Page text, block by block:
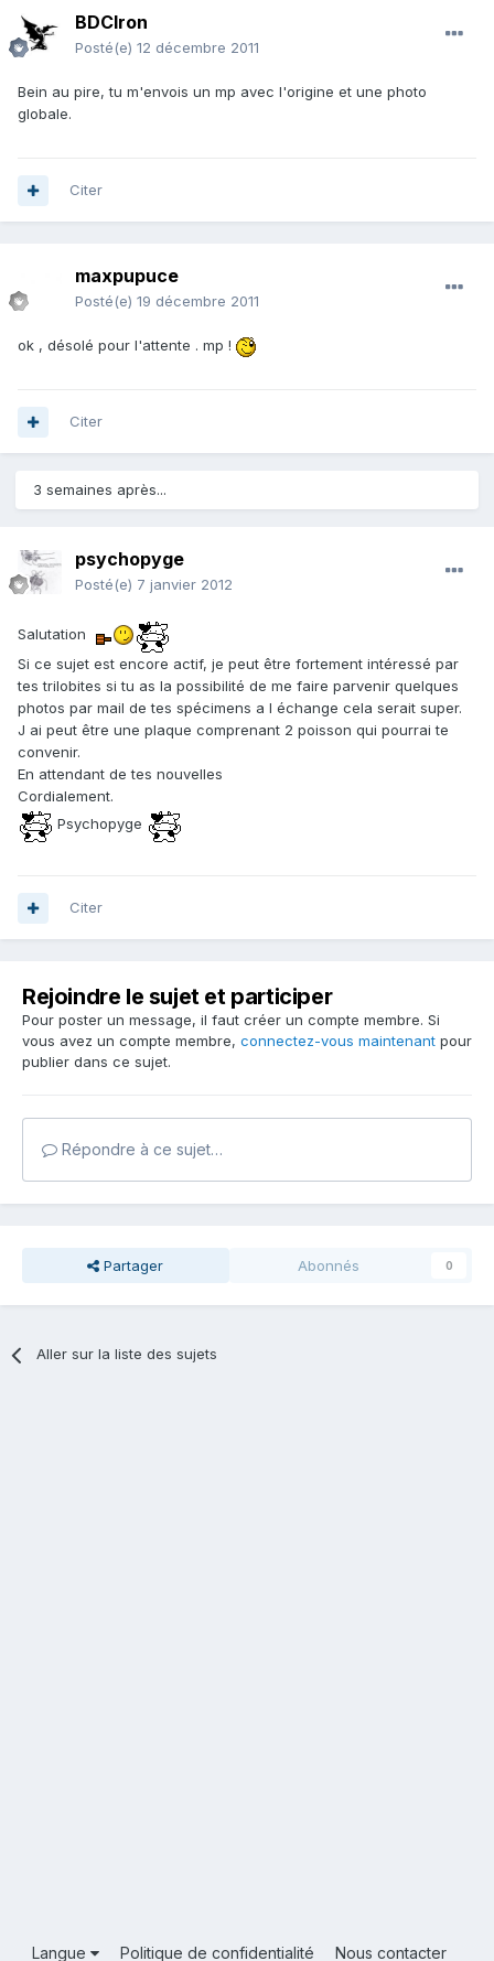
BDCIron
Posté(e) 12 décembre 2011
Bein au pire, tu m'envois un mp avec l'origine et une photo
globale.
Citer
maxpupuce
Posté(e) 19 décembre 2011
ok , désolé pour l'attente . mp !
Citer
3 semaines après...
psychopyge
Posté(e) 7 janvier 2012
Salutation
Si ce sujet est encore actif, je peut être fortement intéressé par
tes trilobites si tu as la possibilité de me faire parvenir quelques
photos par mail de tes spécimens a l échange cela serait super.
J ai peut être une plaque comprenant 2 poisson qui pourrai te
convenir.
En attendant de tes nouvelles
Cordialement.
Psychopyge
Citer
Rejoindre le sujet et participer
Pour poster un message, il faut créer un compte membre. Si
vous avez un compte membre, connectez-vous maintenant pour
publier dans ce sujet.
Répondre à ce sujet…
Partager Abonnés 0
Aller sur la liste des sujets
Langue Politique de confidentialité Nous contacter